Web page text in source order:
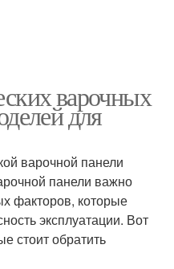
варочных
для
варочной панели
панели важно
факторов, которые
эксплуатации. Вот
стоит обратить